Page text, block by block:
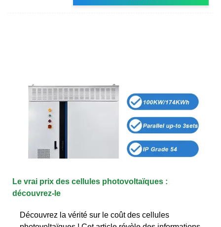
Le vrai prix des cellules photovoltaïques :
découvrez-le
Découvrez la vérité sur le coût des cellules